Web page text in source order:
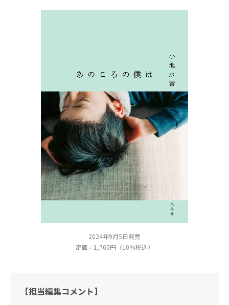
2024年9月5日発売
定価：1,760円（10％税込）
【担当編集コメント】